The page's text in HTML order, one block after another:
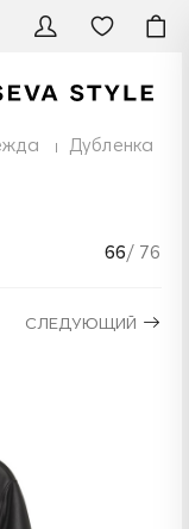
Дубленка
66/ 76
СЛЕДУЮЩИЙ